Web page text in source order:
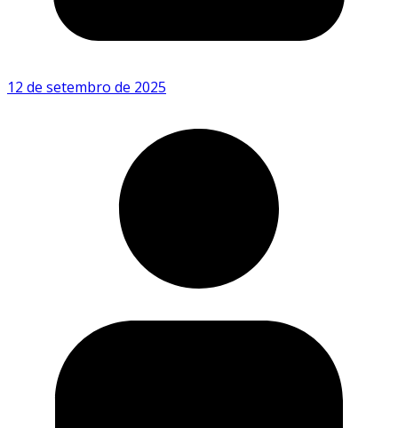
12 de setembro de 2025